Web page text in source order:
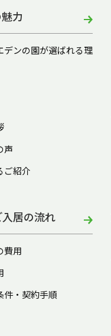
力
デンの園が選ばれる理
声
ご紹介
居の流れ
費用
件・契約手順